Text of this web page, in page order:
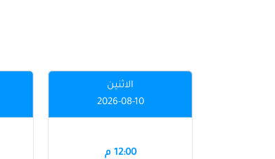
الاثنين
2026-08-10
12:00 م